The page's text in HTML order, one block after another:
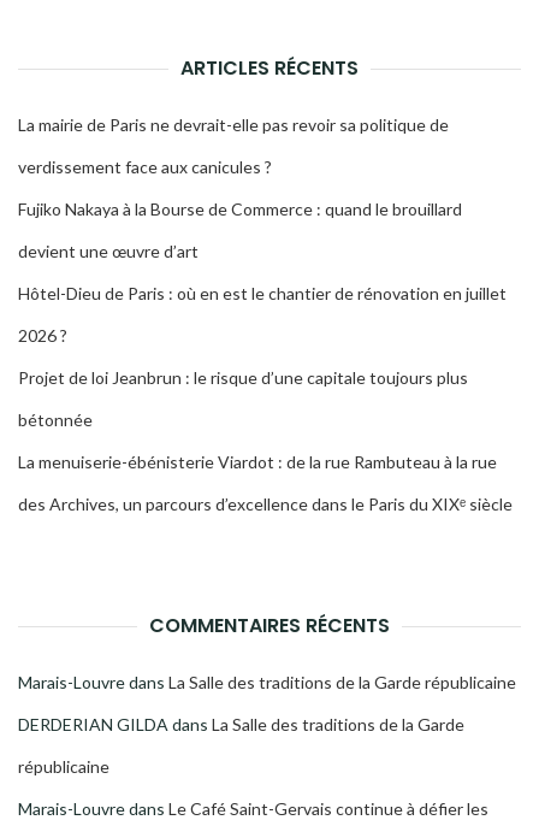
ARTICLES RÉCENTS
La mairie de Paris ne devrait-elle pas revoir sa politique de
verdissement face aux canicules ?
Fujiko Nakaya à la Bourse de Commerce : quand le brouillard
devient une œuvre d’art
Hôtel-Dieu de Paris : où en est le chantier de rénovation en juillet
2026 ?
Projet de loi Jeanbrun : le risque d’une capitale toujours plus
bétonnée
La menuiserie-ébénisterie Viardot : de la rue Rambuteau à la rue
des Archives, un parcours d’excellence dans le Paris du XIXᵉ siècle
COMMENTAIRES RÉCENTS
Marais-Louvredans La Salle des traditions de la Garde républicaine
DERDERIAN GILDA dans La Salle des traditions de la Garde
républicaine
Marais-Louvredans Le Café Saint-Gervais continue à défier les